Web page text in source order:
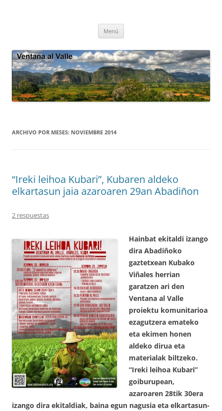
Menú
ARCHIVO POR MESES: NOVIEMBRE 2014
“Ireki leihoa Kubari”, Kubaren aldeko
elkartasun jaia azaroaren 29an Abadiñon
2 respuestas
Hainbat ekitaldi izango
dira Abadiñoko
gaztetxean Kubako
Viñales herrian
garatzen ari den
Ventana al Valle
proiektu komunitarioa
ezagutzera emateko
eta ekimen honen
aldeko dirua eta
materialak biltzeko.
“Ireki leihoa Kubari”
goiburupean,
azaroaren 28tik 30era
izango dira ekitaldiak, baina egun nagusia eta elkartasun-